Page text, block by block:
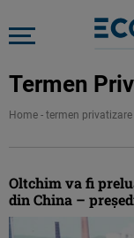
Termen
Home - termen
Oltchim va fi
din China –